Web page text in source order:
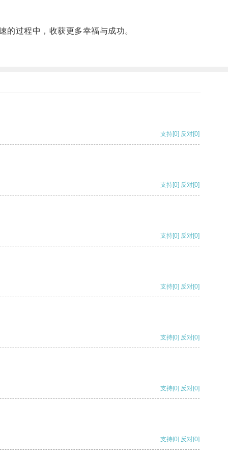
过程中，收获更多幸福与成功。
支持[0] 反对[0]
支持[0] 反对[0]
支持[0] 反对[0]
支持[0] 反对[0]
支持[0] 反对[0]
支持[0] 反对[0]
支持[0] 反对[0]